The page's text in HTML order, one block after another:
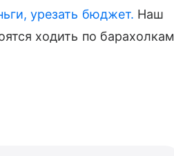
урезать бюджет. Наш
ходить по барахолкам